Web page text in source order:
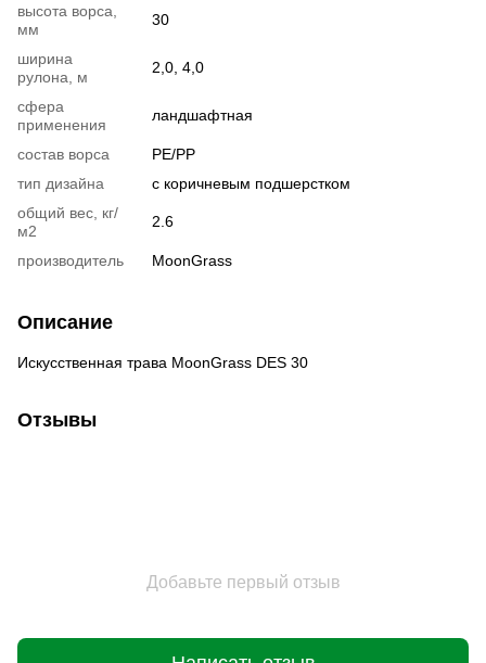
высота ворса,
мм
30
ширина
рулона, м
2,0, 4,0
сфера
применения
ландшафтная
состав ворса
PE/PP
тип дизайна
с коричневым подшерстком
общий вес, кг/
м2
2.6
производитель MoonGrass
Описание
Искусственная трава MoonGrass DES 30
Отзывы
Добавьте первый отзыв